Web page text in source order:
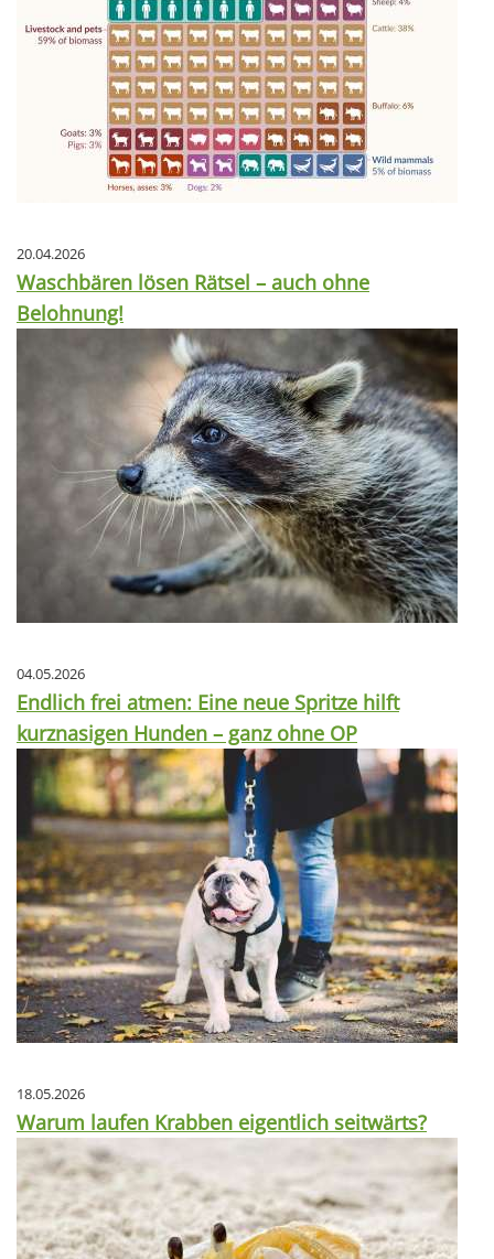
20.04.2026
Waschbären lösen Rätsel – auch ohne
Belohnung!
04.05.2026
Endlich frei atmen: Eine neue Spritze hilft
kurznasigen Hunden – ganz ohne OP
18.05.2026
Warum laufen Krabben eigentlich seitwärts?